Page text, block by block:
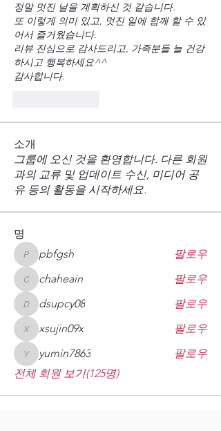
정말 멋진 날을 계획하신 것 같습니다.
또 이렇게 의미 있고, 멋진 일에 함께 할 수 있
어서 즐거웠습니다.
리뷰 진심으로 감사드리고, 가족분들 늘 건강
하시고 행복하세요^^
감사합니다.
소개
그룹에 오신 것을 환영합니다. 다른 회원
과의 교류 및 업데이트 수신, 미디어 공
유 등의 활동을 시작하세요.
명
pbfgshpbfgsh 팔로우
chaheain
chaheain 팔로우
dsupcy08
dsupcy08 팔로우
xsujin09x
xsujin09x 팔로우
yumin7863
yumin7863
팔로우
전체 회원 보기(125명)